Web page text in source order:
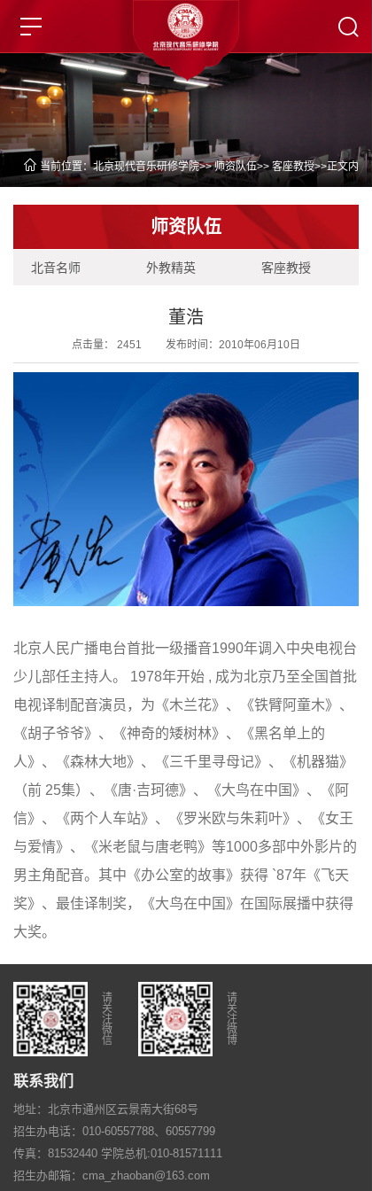
当前位置：北京现代音乐研修学院>>师资队伍>> 客座教授>>正文内
师资队伍
北音名师 外教精英 客座教授
董浩
点击量： 2451 发布时间：2010年06月10日
北京人民广播电台首批一级播音1990年调入中央电视台
少儿部任主持人。 1978年开始 , 成为北京乃至全国首批
电视译制配音演员，为《木兰花》、《铁臂阿童木》、
《胡子爷爷》、《神奇的矮树林》、《黑名单上的
人》、《森林大地》、《三千里寻母记》、《机器猫》
（前 25集）、《唐·吉珂德》、《大鸟在中国》、《阿
信》、《两个人车站》、《罗米欧与朱莉叶》、《女王
与爱情》、《米老鼠与唐老鸭》等1000多部中外影片的
男主角配音。其中《办公室的故事》获得 `87年《飞天
奖》、最佳译制奖，《大鸟在中国》在国际展播中获得
大奖。
请
关
注
微
信
请
关
注
微
博
联系我们
地址：北京市通州区云景南大街68号
招生办电话：010-60557788、60557799
传真：81532440 学院总机:010-81571111
招生办邮箱：cma_zhaoban@163.com